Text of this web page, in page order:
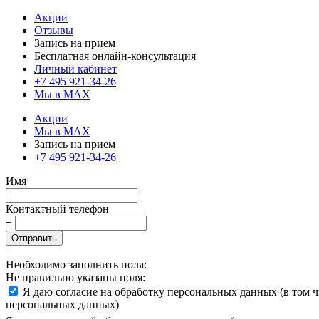
Акции
Отзывы
Запись на прием
Бесплатная онлайн-консультация
Личный кабинет
+7 495 921-34-26
Мы в MAX
Акции
Мы в MAX
Запись на прием
+7 495 921-34-26
Имя
Контактный телефон
+
Отправить
Необходимо заполнить поля:
Не правильно указаны поля:
Я даю согласие на обработку персональных данных (в
персональных данных)